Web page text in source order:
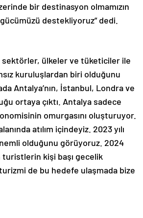
bir destinasyon olmamızın
destekliyoruz” dedi.
sektörler, ülkeler ve tüketiciler ile
kuruluşlardan biri olduğunu
Antalya’nın, İstanbul, Londra ve
ortaya çıktı. Antalya sadece
omurgasını oluşturuyor.
atılım içindeyiz. 2023 yılı
olduğunu görüyoruz. 2024
kişi başı gecelik
de bu hedefe ulaşmada bize